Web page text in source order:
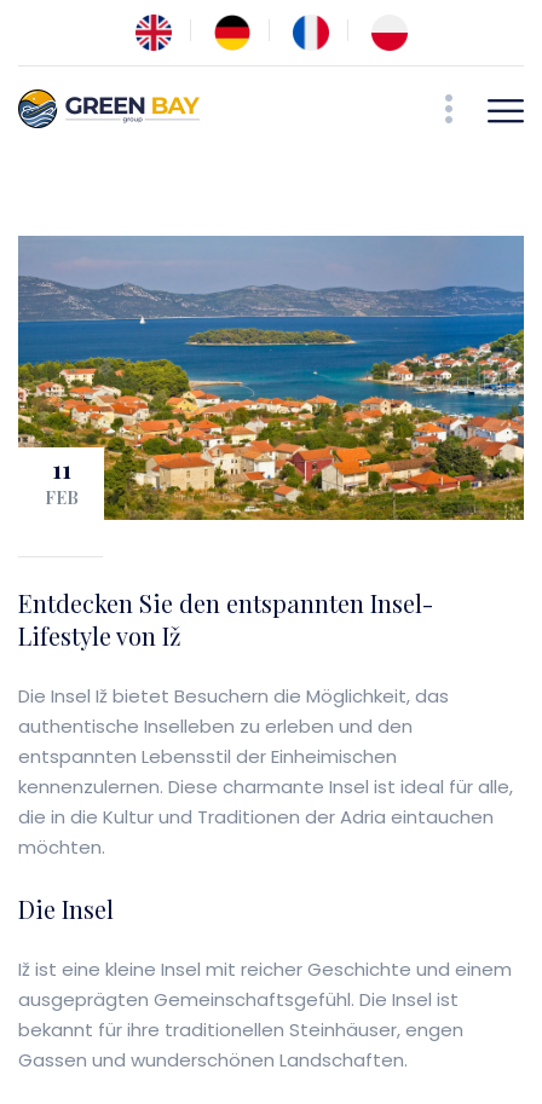
11
FEB
Entdecken Sie den entspannten Insel-
Lifestyle von Iž
Die Insel Iž bietet Besuchern die Möglichkeit, das
authentische Inselleben zu erleben und den
entspannten Lebensstil der Einheimischen
kennenzulernen. Diese charmante Insel ist ideal für alle,
die in die Kultur und Traditionen der Adria eintauchen
möchten.
Die Insel
Iž ist eine kleine Insel mit reicher Geschichte und einem
ausgeprägten Gemeinschaftsgefühl. Die Insel ist
bekannt für ihre traditionellen Steinhäuser, engen
Gassen und wunderschönen Landschaften.